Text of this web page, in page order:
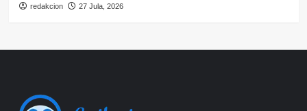
redakcion 27 Jula, 2026